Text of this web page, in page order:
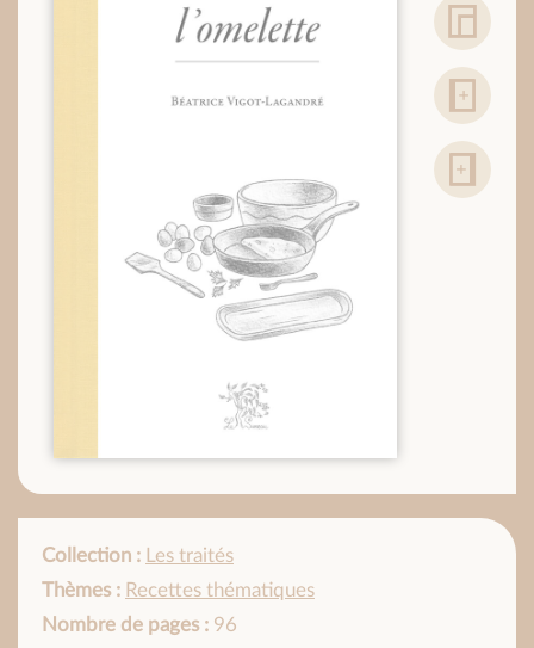
Collection : Les traités
Thèmes : Recettes thématiques
Nombre de pages : 96